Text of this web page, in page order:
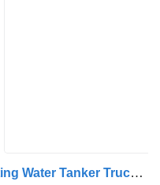
Howo Howo Rescue Fire Fighting Water Tanker Truck 10cbm